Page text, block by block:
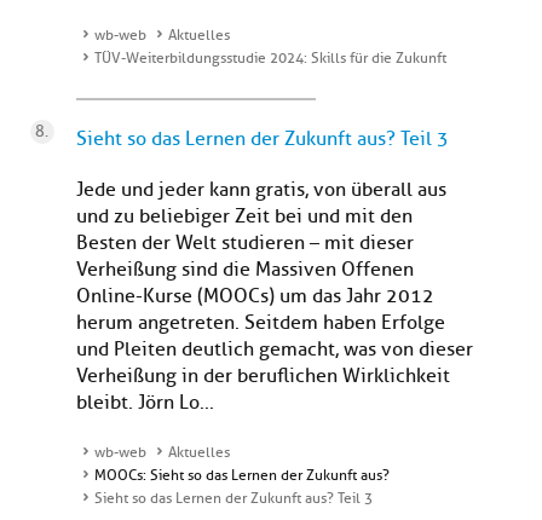
wb-web
Aktuelles
TÜV-Weiterbildungsstudie 2024: Skills für die Zukunft
Sieht so das Lernen der Zukunft aus? Teil 3
Jede und jeder kann gratis, von überall aus
und zu beliebiger Zeit bei und mit den
Besten der Welt studieren – mit dieser
Verheißung sind die Massiven Offenen
Online-Kurse (MOOCs) um das Jahr 2012
herum angetreten. Seitdem haben Erfolge
und Pleiten deutlich gemacht, was von dieser
Verheißung in der beruflichen Wirklichkeit
bleibt. Jörn Lo...
wb-web
Aktuelles
MOOCs: Sieht so das Lernen der Zukunft aus?
Sieht so das Lernen der Zukunft aus? Teil 3